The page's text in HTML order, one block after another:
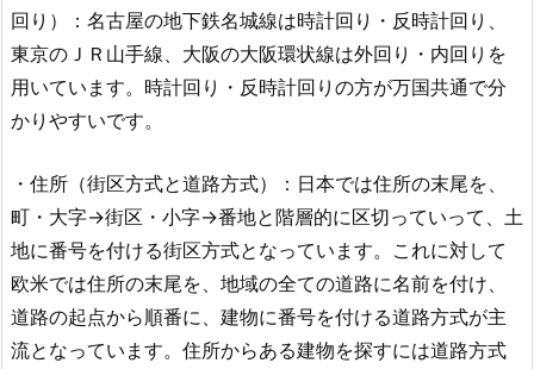
回り）：名古屋の地下鉄名城線は時計回り・反時計回り、
東京のＪＲ山手線、大阪の大阪環状線は外回り・内回りを
用いています。時計回り・反時計回りの方が万国共通で分
かりやすいです。
・住所（街区方式と道路方式）：日本では住所の末尾を、
町・大字→街区・小字→番地と階層的に区切っていって、土
地に番号を付ける街区方式となっています。これに対して
欧米では住所の末尾を、地域の全ての道路に名前を付け、
道路の起点から順番に、建物に番号を付ける道路方式が主
流となっています。住所からある建物を探すには道路方式